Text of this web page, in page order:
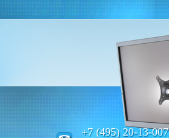
+7 (495) 20-13-007